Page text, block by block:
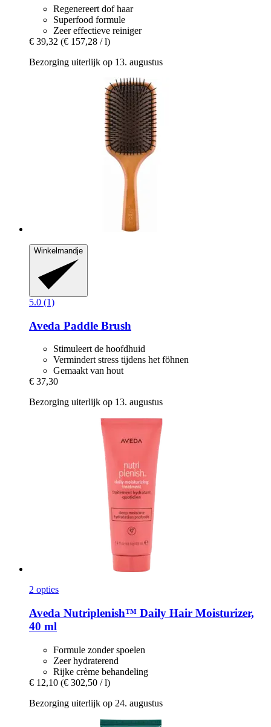
Regenereert dof haar
Superfood formule
Zeer effectieve reiniger
€ 39,32 (€ 157,28 / l)
Bezorging uiterlijk op 13. augustus
Winkelmandje
5.0 (1)
Aveda Paddle Brush
Stimuleert de hoofdhuid
Vermindert stress tijdens het föhnen
Gemaakt van hout
€ 37,30
Bezorging uiterlijk op 13. augustus
2 opties
Aveda Nutriplenish™ Daily Hair Moisturizer,
40 ml
Formule zonder spoelen
Zeer hydraterend
Rijke crème behandeling
€ 12,10 (€ 302,50 / l)
Bezorging uiterlijk op 24. augustus